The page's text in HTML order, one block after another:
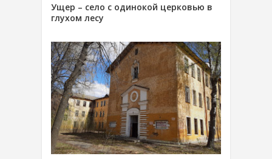
Ущер – село с одинокой церковью в
глухом лесу